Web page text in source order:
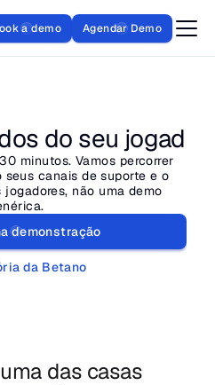
a demo Agendar Demo
do seu jogador.
minutos. Vamos percorrer
canais de suporte e o
não uma demo
demonstração
da Betano
das casas